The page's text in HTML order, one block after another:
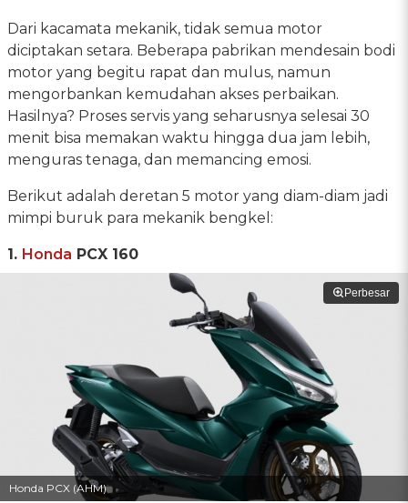
Dari kacamata mekanik, tidak semua motor
diciptakan setara. Beberapa pabrikan mendesain bodi
motor yang begitu rapat dan mulus, namun
mengorbankan kemudahan akses perbaikan.
Hasilnya? Proses servis yang seharusnya selesai 30
menit bisa memakan waktu hingga dua jam lebih,
menguras tenaga, dan memancing emosi.
Berikut adalah deretan 5 motor yang diam-diam jadi
mimpi buruk para mekanik bengkel:
1. Honda PCX 160
Perbesar
Honda PCX (AHM)